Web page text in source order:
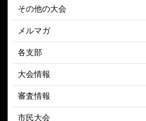
その他の大会
メルマガ
各支部
大会情報
審査情報
市民大会